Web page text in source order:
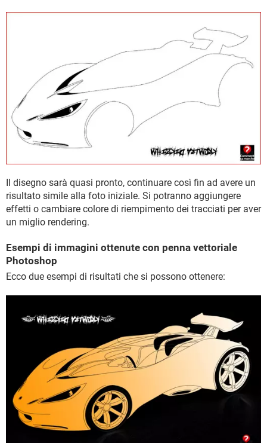
Il disegno sarà quasi pronto, continuare così fin ad avere un
risultato simile alla foto iniziale. Si potranno aggiungere
effetti o cambiare colore di riempimento dei tracciati per aver
un miglio rendering.
Esempi di immagini ottenute con penna vettoriale
Photoshop
Ecco due esempi di risultati che si possono ottenere: